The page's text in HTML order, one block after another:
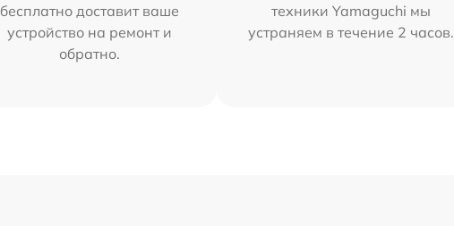
бесплатно доставит ваше
устройство на ремонт и
обратно.
техники Yamaguchi мы
устраняем в течение 2 часов.